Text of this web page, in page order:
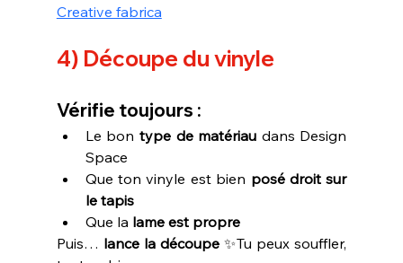
Creative fabrica
4) Découpe du vinyle
Vérifie toujours :
Le bon type de matériau dans Design
Space
Que ton vinyle est bien posé droit sur
le tapis
Que la lame est propre
Puis… lance la découpe ✨Tu peux souffler,